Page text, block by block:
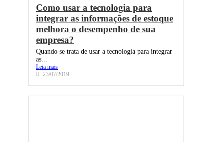
Como usar a tecnologia para
integrar as informações de estoque
melhora o desempenho de sua
empresa?
Quando se trata de usar a tecnologia para integrar
as...
Leia mais
23/07/2019